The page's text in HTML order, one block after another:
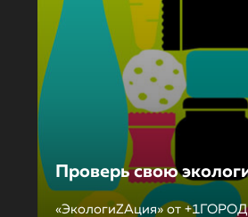
Проверь свою
«ЭкологиZAция» от